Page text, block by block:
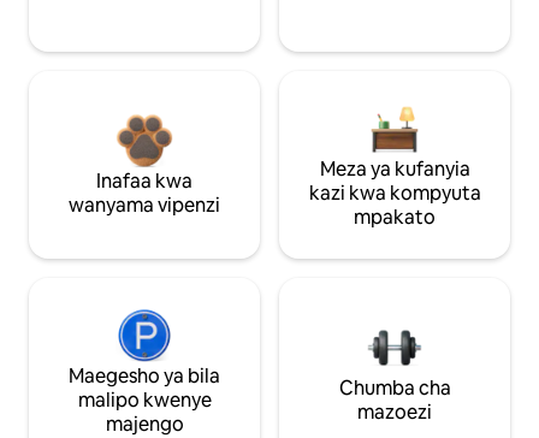
Inafaa kwa
wanyama vipenzi
Meza ya kufanyia
kazi kwa kompyuta
mpakato
Maegesho ya bila
malipo kwenye
majengo
Chumba cha
mazoezi